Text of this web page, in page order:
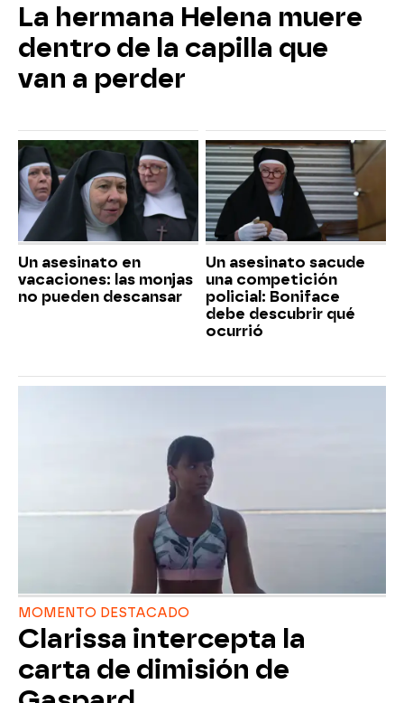
La hermana Helena muere
dentro de la capilla que
van a perder
Un asesinato en
vacaciones: las monjas
no pueden descansar
Un asesinato sacude
una competición
policial: Boniface
debe descubrir qué
ocurrió
MOMENTO DESTACADO
Clarissa intercepta la
carta de dimisión de